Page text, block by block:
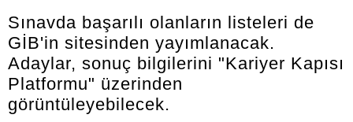
Sınavda başarılı olanların listeleri de
GİB'in sitesinden yayımlanacak.
Adaylar, sonuç bilgilerini "Kariyer Kapısı
Platformu" üzerinden
görüntüleyebilecek.